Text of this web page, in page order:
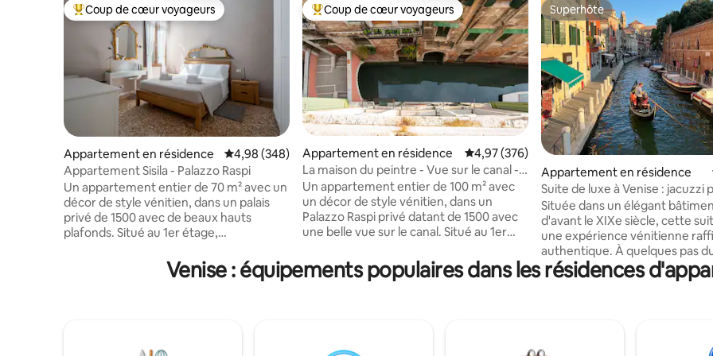
Coups de cœur voyageurs les plus appréciés
Coup de cœur voyageurs
Appartement en résidence Évaluation moyenne sur la base de 348 commentaires : 4,98 sur 5
4,98 (348)
Appartement Sisila - Palazzo Raspi
Un appartement entier de 70 m² avec un
décor de style vénitien, dans un palais
privé de 1500 avec de beaux hauts
plafonds. Situé au 1er étage,
avec un grand lit King Size. La salle de
bain dispose d'une douche. La cuisine
Coups de cœur voyageurs les plus appréciés
Coup de cœur voyageurs
Appartement en résidence Évaluation moyenne sur la base de 376
4,97 (376)
La maison du peintre - Vue sur le canal -
Rialto
Un appartement entier de 100 m² avec
un décor de style vénitien, dans un
Palazzo Raspi privé datant de 1500 avec
une belle vue sur le canal. Situé au 1er
chambres. La salle de bain dispose d'une
douche. La cuisine dispose d'un lave-
peut également être vu de toutes les
Superhôte
Superhôte
Appartement en résidence
Suite de luxe à Venise : jacuzzi
design
Située dans un élégant
d'avant le XIXe siècle, cette
une expérience vénitienne
authentique. À quelques pas
Canal, il se trouve à 5 minutes
Piazzale Roma (terminal de
campo vénitien calme et
Venise : équipements populaires dans les résidences